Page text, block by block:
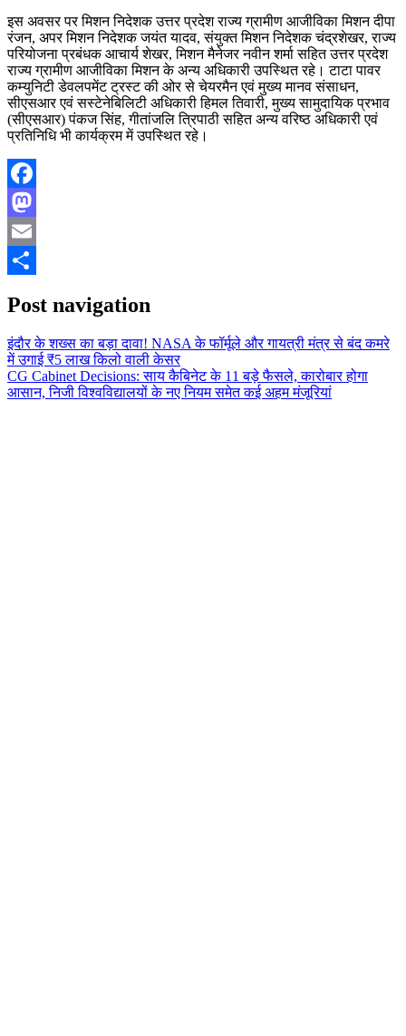
इस अवसर पर मिशन निदेशक उत्तर प्रदेश राज्य ग्रामीण आजीविका मिशन दीपा
रंजन, अपर मिशन निदेशक जयंत यादव, संयुक्त मिशन निदेशक चंद्रशेखर, राज्य
परियोजना प्रबंधक आचार्य शेखर, मिशन मैनेजर नवीन शर्मा सहित उत्तर प्रदेश
राज्य ग्रामीण आजीविका मिशन के अन्य अधिकारी उपस्थित रहे। टाटा पावर
कम्युनिटी डेवलपमेंट ट्रस्ट की ओर से चेयरमैन एवं मुख्य मानव संसाधन,
सीएसआर एवं सस्टेनेबिलिटी अधिकारी हिमल तिवारी, मुख्य सामुदायिक प्रभाव
(सीएसआर) पंकज सिंह, गीतांजलि त्रिपाठी सहित अन्य वरिष्ठ अधिकारी एवं
प्रतिनिधि भी कार्यक्रम में उपस्थित रहे।
Facebook
Mastodon
Email
Post navigation
इंदौर के शख्स का बड़ा दावा! NASA के फॉर्मूले और गायत्री मंत्र से बंद कमरे
में उगाई ₹5 लाख किलो वाली केसर
CG Cabinet Decisions: साय कैबिनेट के 11 बड़े फैसले, कारोबार होगा
आसान, निजी विश्वविद्यालयों के नए नियम समेत कई अहम मंजूरियां